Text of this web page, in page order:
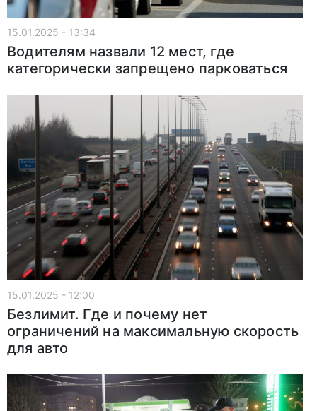
15.01.2025 - 13:34
Водителям назвали 12 мест, где
категорически запрещено парковаться
15.01.2025 - 12:00
Безлимит. Где и почему нет
ограничений на максимальную скорость
для авто